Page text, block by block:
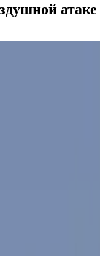
атаке